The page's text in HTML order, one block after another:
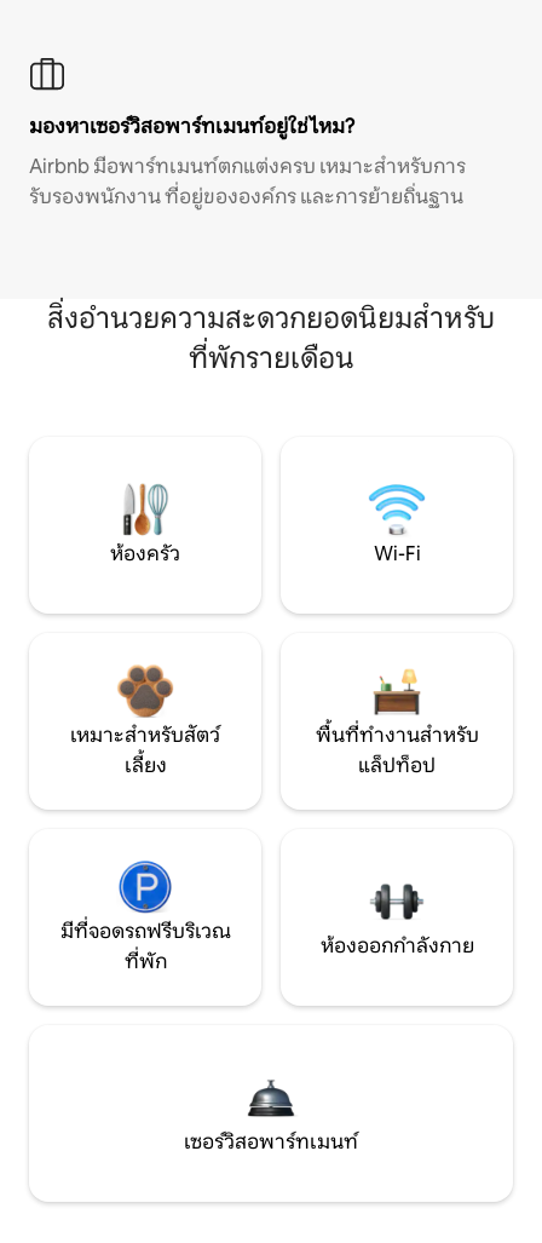
มองหาเซอร์วิสอพาร์ทเมนท์อยู่ใช่ไหม?
Airbnb มีอพาร์ทเมนท์ตกแต่งครบ เหมาะสำหรับการ
รับรองพนักงาน ที่อยู่ขององค์กร และการย้ายถิ่นฐาน
สิ่งอำนวยความสะดวกยอดนิยมสำหรับ
ที่พักรายเดือน
ห้องครัว Wi-Fi
เหมาะสำหรับสัตว์
เลี้ยง
พื้นที่ทำงานสำหรับ
แล็ปท็อป
มีที่จอดรถฟรีบริเวณ
ที่พัก
ห้องออกกำลังกาย
เซอร์วิสอพาร์ทเมนท์